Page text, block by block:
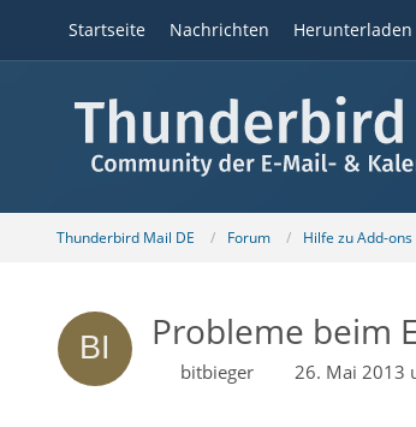
Startseite Nachrichten Herunterladen
Thunderbird Mail DE Forum Hilfe zu Add-
Probleme beim
bitbieger 26. Mai 2013